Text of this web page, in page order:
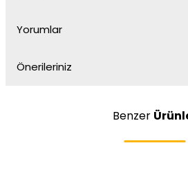
Yorumlar
Önerileriniz
Benzer